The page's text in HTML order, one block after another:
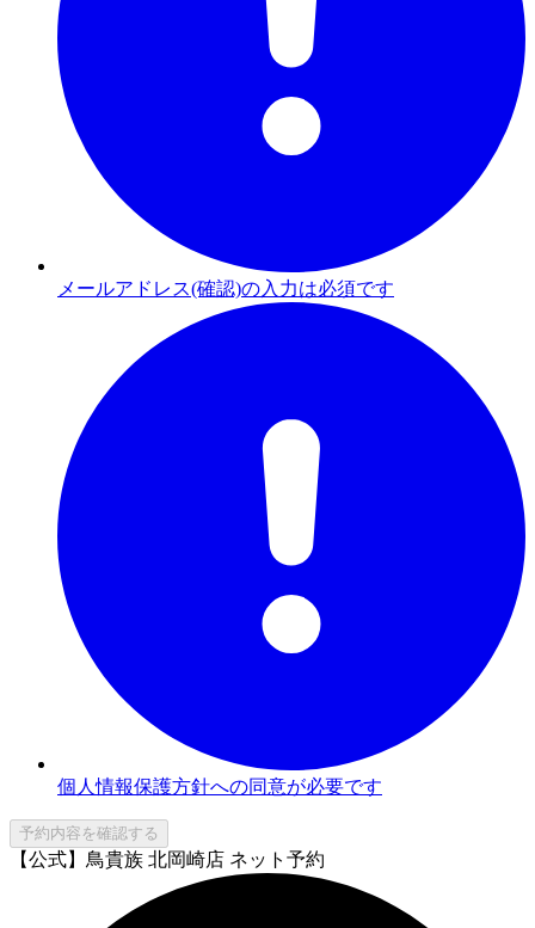
メールアドレス(確認)の入力は必須です
個人情報保護方針への同意が必要です
予約内容を確認する
【公式】鳥貴族 北岡崎店 ネット予約